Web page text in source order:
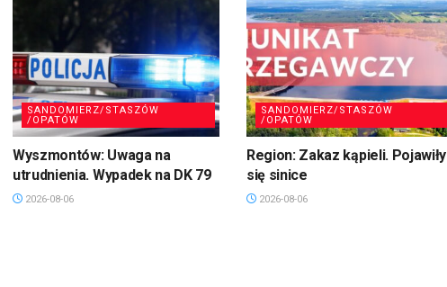
SANDOMIERZ/STASZÓW
/OPATÓW
Wyszmontów: Uwaga na
utrudnienia. Wypadek na DK 79
2026-08-06
SANDOMIERZ/STASZÓW
/OPATÓW
Region: Zakaz kąpieli. Pojawiły
się sinice
2026-08-06